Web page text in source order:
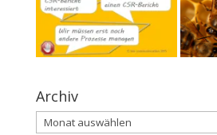
Archiv
Archiv